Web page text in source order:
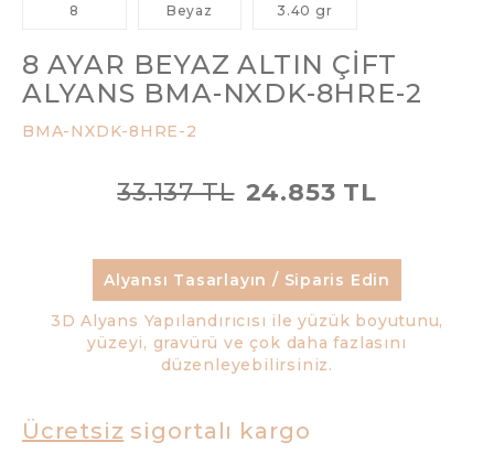
8 Beyaz 3.40 gr
8 AYAR BEYAZ ALTIN ÇIFT
ALYANS BMA-NXDK-8HRE-2
BMA-NXDK-8HRE-2
33.137 TL 24.853 TL
Alyansı Tasarlayın / Siparis Edin
3D Alyans Yapılandırıcısı ile yüzük boyutunu,
yüzeyi, gravürü ve çok daha fazlasını
düzenleyebilirsiniz.
Ücretsiz sigortalı kargo